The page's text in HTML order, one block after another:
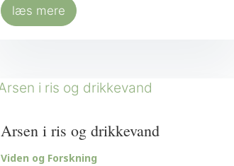
læs mere
Arsen i ris og drikkevand
Viden og Forskning